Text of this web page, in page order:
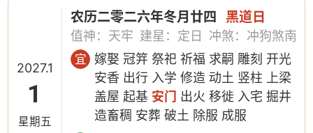
2027.1
1
星期五
农历二零二六年冬月廿四 黑道日
值神：天牢 建星：定日 冲煞：冲狗煞南
宜
嫁娶 冠笄 祭祀 祈福 求嗣 雕刻 开光
安香 出行 入学 修造 动土 竖柱 上梁
盖屋 起基 安门 出火 移徙 入宅 掘井
造畜稠 安葬 破土 除服 成服